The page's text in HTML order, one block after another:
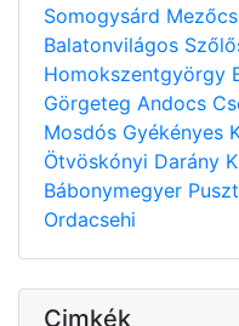
Somogysárd
Balatonvilágos
Homokszentgyörgy
Görgeteg Andocs
Mosdós Gyékényes
Ötvöskónyi Darány
Bábonymegyer
Ordacsehi
Cimkék